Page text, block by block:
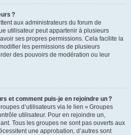
?
aux administrateurs du forum de
utilisateur peut appartenir à plusieurs
ses propres permissions. Cela facilite la
les permissions de plusieurs
des pouvoirs de modération ou leur
et comment puis-je en rejoindre un ?
d’utilisateurs via le lien « Groupes
utilisateur. Pour en rejoindre un,
Tous les groupes ne sont pas ouverts aux
une approbation, d’autres sont